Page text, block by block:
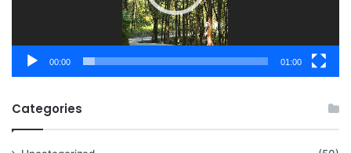
00:00 01:00
Categories